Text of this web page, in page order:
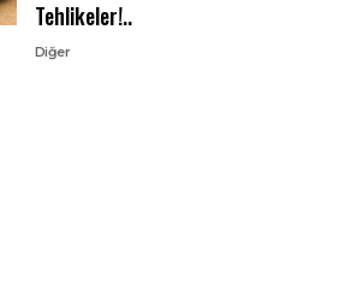
Tehlikeler!..
Diğer